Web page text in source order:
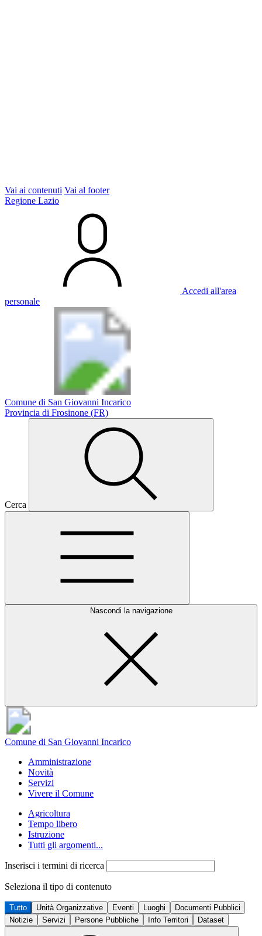
Vai ai contenuti Vai al footer
Regione Lazio
Accedi all'area
personale
Comune di San Giovanni Incarico
Provincia di Frosinone (FR)
Cerca
Nascondi la navigazione
Comune di San Giovanni Incarico
Amministrazione
Novità
Servizi
Vivere il Comune
Agricoltura
Tempo libero
Istruzione
Tutti gli argomenti...
Inserisci i termini di ricerca
Seleziona il tipo di contenuto
Tutto Unità Organizzative Eventi Luoghi
Documenti Pubblici
Notizie
Servizi Persone Pubbliche Info Territori Dataset